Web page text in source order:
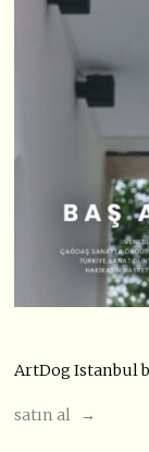
ArtDog Istanbul
satın al →